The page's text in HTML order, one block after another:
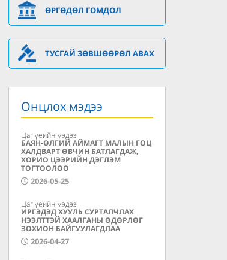
ӨРГӨДӨЛ ГОМДОЛ
ТУСГАЙ ЗӨВШӨӨРӨЛ АВАХ
Онцлох мэдээ
Цаг үеийн мэдээ
БАЯН-ӨЛГИЙ АЙМАГТ МАЛЫН ГОЦ
ХАЛДВАРТ ӨВЧИН БАТЛАГДАЖ,
ХОРИО ЦЭЭРИЙН ДЭГЛЭМ
ТОГТООЛОО
2026-05-25
Цаг үеийн мэдээ
ИРГЭДЭД ХУУЛЬ СУРТАЛЧЛАХ
НЭЭЛТТЭЙ ХААЛГАНЫ ӨДӨРЛӨГ
ЗОХИОН БАЙГУУЛАГДЛАА
2026-04-27